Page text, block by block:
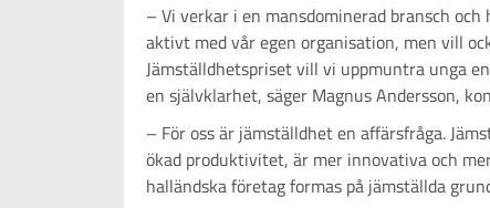
– Vi verkar i en mansdominerad bransch
aktivt med vår egen organisation, men vill
Jämställdhetspriset vill vi uppmuntra unga
en självklarhet, säger Magnus Andersson,
– För oss är jämställdhet en affärsfråga.
ökad produktivitet, är mer innovativa och
halländska företag formas på jämställda